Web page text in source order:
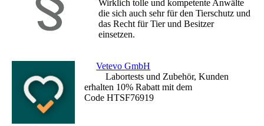
Wirklich tolle und kompetente Anwälte
die sich auch sehr für den Tierschutz und
das Recht für Tier und Besitzer
einsetzen.
Vetevo GmbH
Labortests und Zubehör, Kunden
erhalten 10% Rabatt mit dem
Code HTSF76919